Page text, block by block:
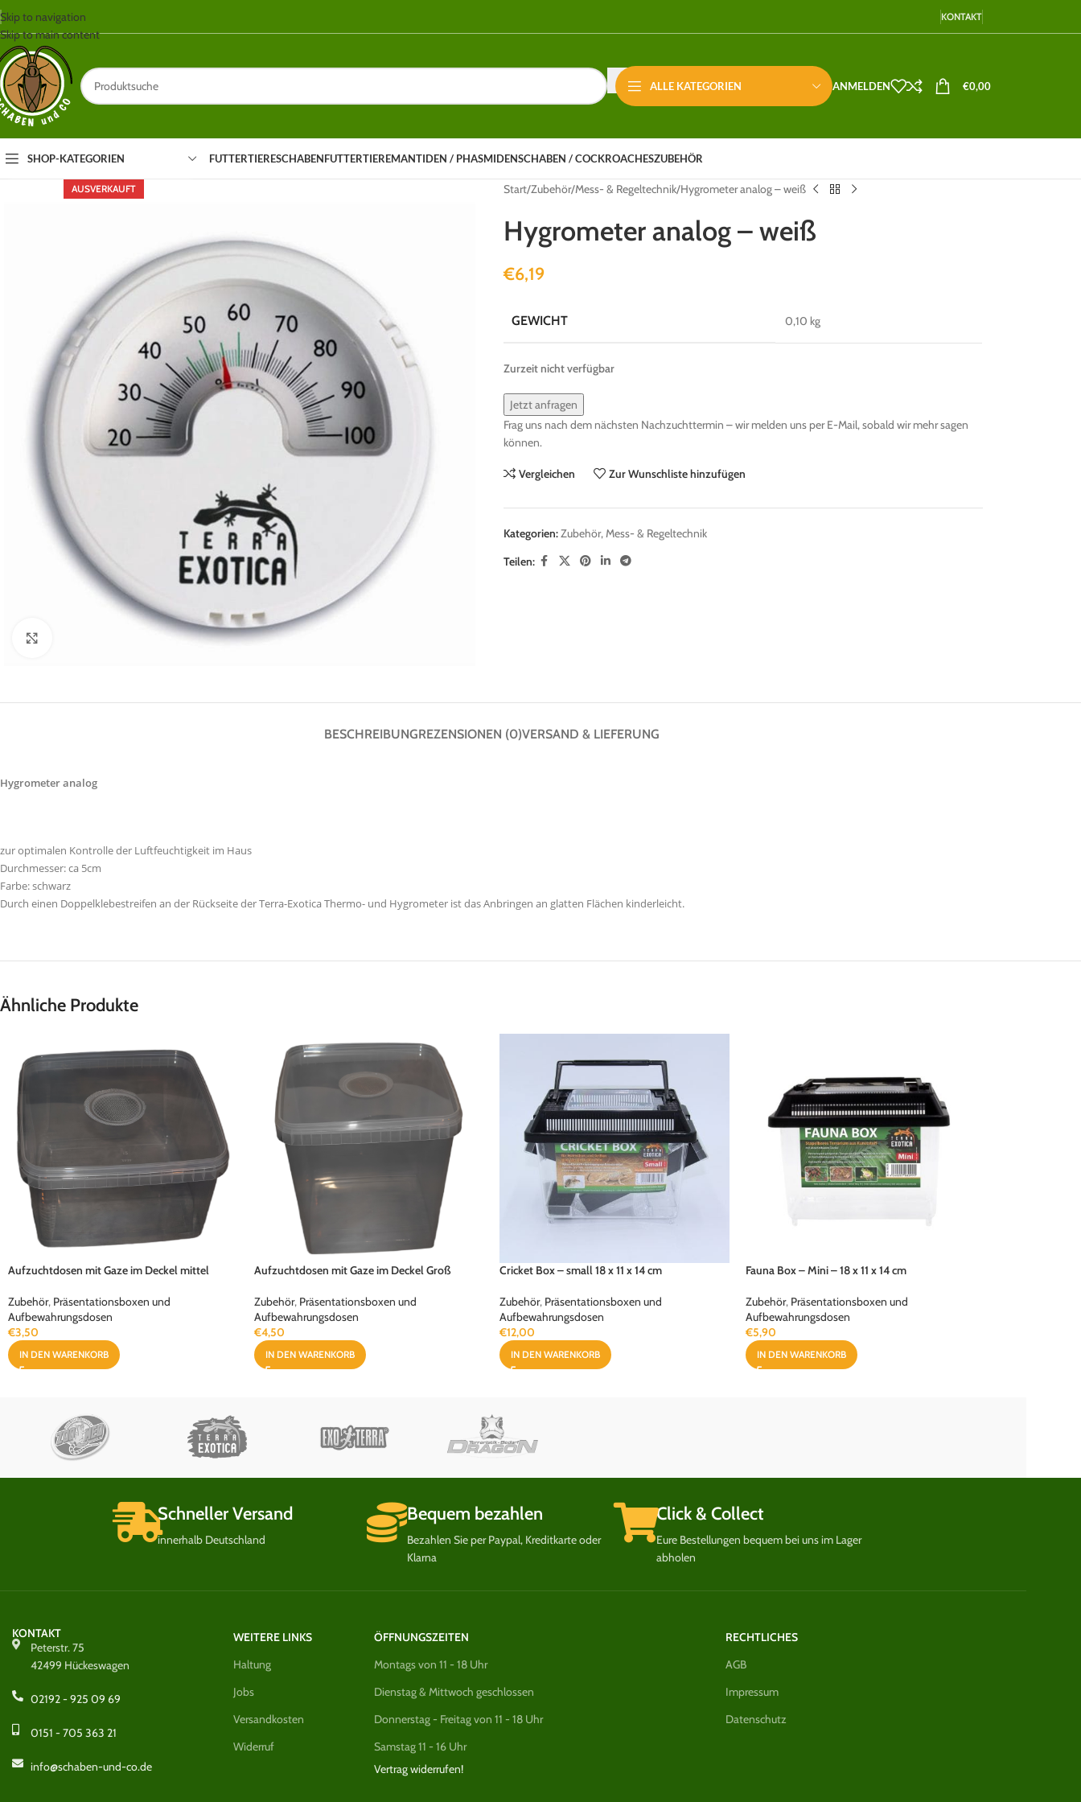
Skip to navigation
Skip to main content
KONTAKT
ALLE KATEGORIEN ANMELDEN €0,00
SHOP-KATEGORIEN FUTTERTIERESCHABENFUTTERTIEREMANTIDEN / PHASMIDENSCHABEN / COCKROACHESZUBEHÖR
AUSVERKAUFT Start Zubehör Mess- & Regeltechnik Hygrometer analog – weiß
Hygrometer analog – weiß
€6,19
GEWICHT 0,10 kg
Zurzeit nicht verfügbar
Jetzt anfragen
Frag uns nach dem nächsten Nachzuchttermin – wir melden uns per E-Mail, sobald wir mehr sagen
können.
Vergleichen Zur Wunschliste hinzufügen
Kategorien:Zubehör,Mess- & Regeltechnik
Teilen:
BESCHREIBUNGREZENSIONEN (0)VERSAND & LIEFERUNG
Hygrometer analog
zur optimalen Kontrolle der Luftfeuchtigkeit im Haus
Durchmesser: ca 5cm
Farbe: schwarz
Durch einen Doppelklebestreifen an der Rückseite der Terra-Exotica Thermo- und Hygrometer ist das Anbringen an glatten Flächen kinderleicht.
Ähnliche Produkte
Aufzuchtdosen mit Gaze im Deckel mittel
Zubehör, Präsentationsboxen und
Aufbewahrungsdosen
€3,50
IN DEN WARENKORB
Aufzuchtdosen mit Gaze im Deckel Groß
Zubehör, Präsentationsboxen und
Aufbewahrungsdosen
€4,50
IN DEN WARENKORB
Cricket Box – small 18 x 11 x 14 cm
Zubehör, Präsentationsboxen und
Aufbewahrungsdosen
€12,00
IN DEN WARENKORB
Fauna Box – Mini – 18 x 11 x 14 cm
Zubehör, Präsentationsboxen und
Aufbewahrungsdosen
€5,90
IN DEN WARENKORB
Schneller Versand
innerhalb Deutschland
Bequem bezahlen
Bezahlen Sie per Paypal, Kreditkarte oder
Klarna
Click & Collect
Eure Bestellungen bequem bei uns im Lager
abholen
KONTAKT
Peterstr. 75
42499 Hückeswagen
02192 - 925 09 69
0151 - 705 363 21
info@schaben-und-co.de
WEITERE LINKS
Haltung
Jobs
Versandkosten
Widerruf
ÖFFNUNGSZEITEN
Montags von 11 - 18 Uhr
Dienstag & Mittwoch geschlossen
Donnerstag - Freitag von 11 - 18 Uhr
Samstag 11 - 16 Uhr
Vertrag widerrufen!
RECHTLICHES
AGB
Impressum
Datenschutz